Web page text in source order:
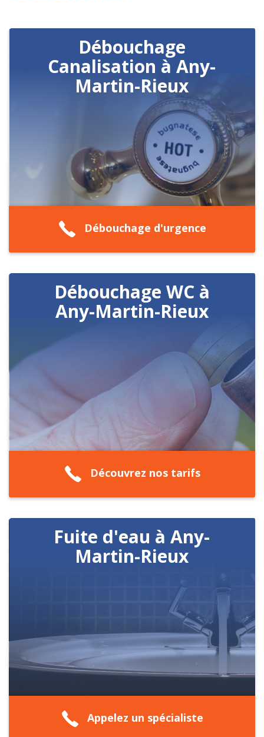
Débouchage
Canalisation à Any-
Martin-Rieux
Débouchage d'urgence
Débouchage WC à
Any-Martin-Rieux
Découvrez nos tarifs
Fuite d'eau à Any-
Martin-Rieux
Appelez un spécialiste